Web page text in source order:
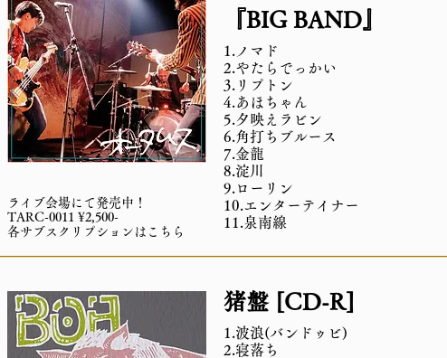
ライブ会場にて発売中！
TARC-0011 ¥2,500-
各サブスクリプションはこちら
『BIG BAND』
1.ノマド
2.やたらでっかい
3.リプトン
4.あほちゃん
5.夕映えラビン
6.角打ちブルース
7.金龍
8.淀川
9.ローリン
10.エンターテイナー
11.泉南線
猪盤 [CD-R]
1.波浪(バンドゥビ)
2.寝落ち